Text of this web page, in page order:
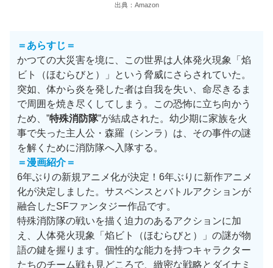
出典：Amazon
＝あらすじ＝
かつての大災害を境に、この世界は人体発火現象「焰
ビト（ほむらびと）」という脅威にさらされていた。
突如、体から炎を発した者は自我を失い、命尽きるま
で周囲を焼き尽くしてしまう。この恐怖に立ち向かう
ため、”特殊消防隊”が結成された。幼少期に家族を火
事で失った主人公・森羅（シンラ）は、その事件の謎
を解くために消防隊へ入隊する。
＝漫画紹介＝
6年ぶりの新規アニメ化が決定！6年ぶりに新作アニメ
化が決定しました。サスペンスとバトルアクションが
融合したSFファンタジー作品です。
特殊消防隊の戦いを描く迫力のあるアクションに加
え、人体発火現象「焰ビト（ほむらびと）」の謎が物
語の鍵を握ります。個性的な能力を持つキャラクター
たちのチーム戦も見どころで、緻密な戦略とダイナミ